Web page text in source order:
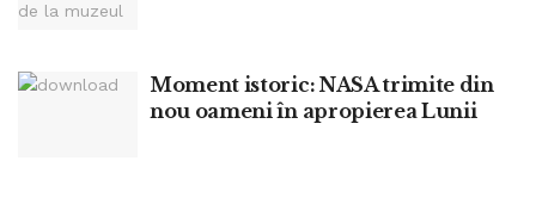
Moment istoric: NASA trimite din
nou oameni în apropierea Lunii